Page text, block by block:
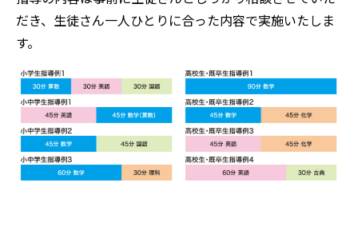
だき、生徒さん一人ひとりに合った内容で実施いたしま
す。